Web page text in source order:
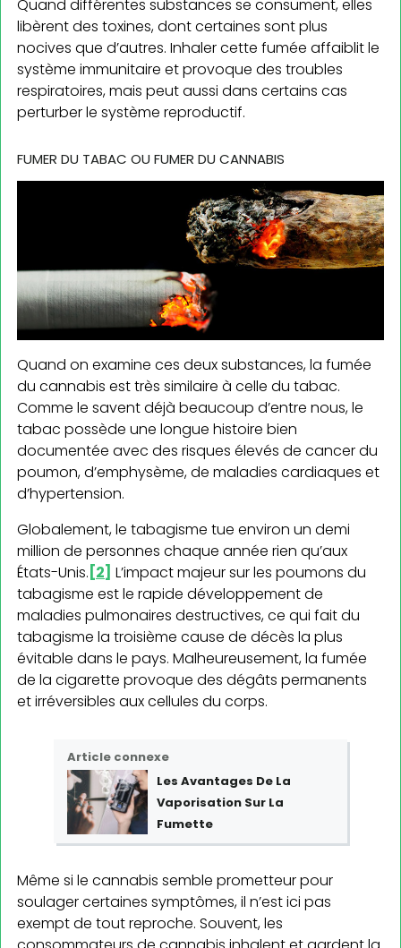
Quand différentes substances se consument, elles
libèrent des toxines, dont certaines sont plus
nocives que d’autres. Inhaler cette fumée affaiblit le
système immunitaire et provoque des troubles
respiratoires, mais peut aussi dans certains cas
perturber le système reproductif.
FUMER DU TABAC OU FUMER DU CANNABIS
Quand on examine ces deux substances, la fumée
du cannabis est très similaire à celle du tabac.
Comme le savent déjà beaucoup d’entre nous, le
tabac possède une longue histoire bien
documentée avec des risques élevés de cancer du
poumon, d’emphysème, de maladies cardiaques et
d’hypertension.
Globalement, le tabagisme tue environ un demi
million de personnes chaque année rien qu’aux
États-Unis. [2] L’impact majeur sur les poumons du
tabagisme est le rapide développement de
maladies pulmonaires destructives, ce qui fait du
tabagisme la troisième cause de décès la plus
évitable dans le pays. Malheureusement, la fumée
de la cigarette provoque des dégâts permanents
et irréversibles aux cellules du corps.
Article connexe
Les Avantages De La
Vaporisation Sur La
Fumette
Même si le cannabis semble prometteur pour
soulager certaines symptômes, il n’est ici pas
exempt de tout reproche. Souvent, les